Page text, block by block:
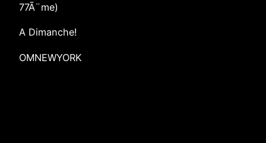
77Ã¨me)
A Dimanche!
OMNEWYORK